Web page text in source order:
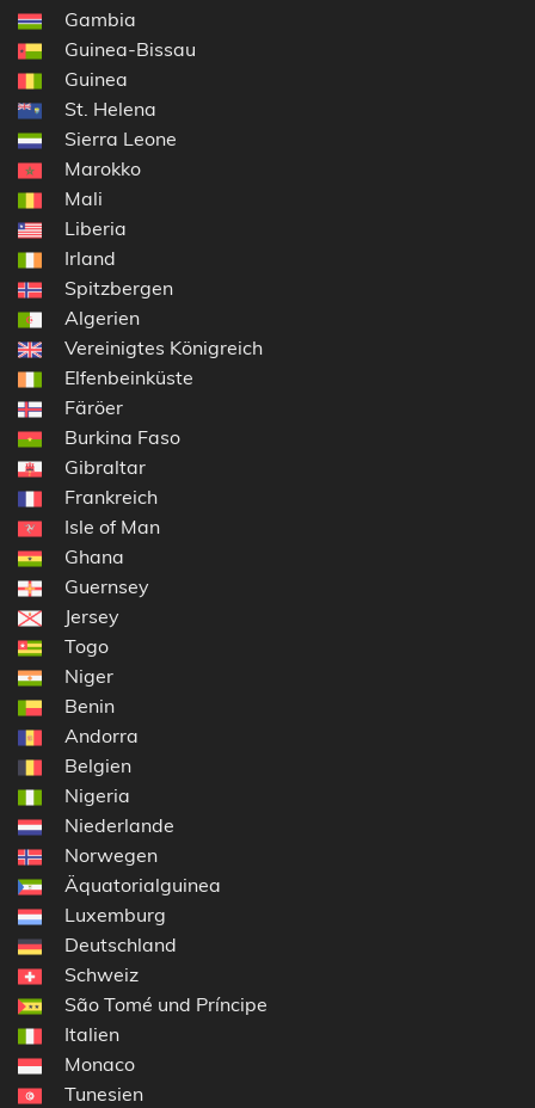
Gambia
Guinea-Bissau
Guinea
St. Helena
Sierra Leone
Marokko
Mali
Liberia
Irland
Spitzbergen
Algerien
Vereinigtes Königreich
Elfenbeinküste
Färöer
Burkina Faso
Gibraltar
Frankreich
Isle of Man
Ghana
Guernsey
Jersey
Togo
Niger
Benin
Andorra
Belgien
Nigeria
Niederlande
Norwegen
Äquatorialguinea
Luxemburg
Deutschland
Schweiz
São Tomé und Príncipe
Italien
Monaco
Tunesien